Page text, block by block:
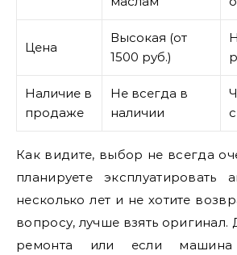
Цена
Высокая (от
1500 руб.)
Наличие в
продаже
Не всегда в
наличии
Как видите, выбор не всегда
планируете эксплуатировать
несколько лет и не хотите
вопросу, лучше взять
ремонта или если